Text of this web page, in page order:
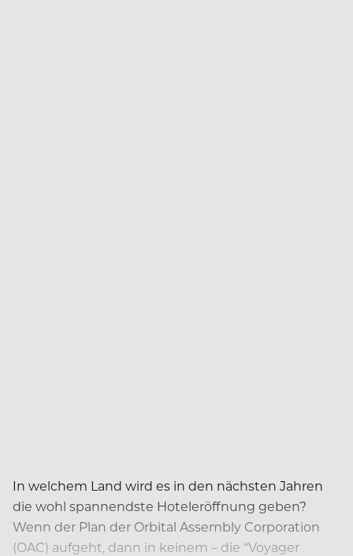
In welchem Land wird es in den nächsten Jahren
die wohl spannendste Hoteleröffnung geben?
Wenn der Plan der Orbital Assembly Corporation
(OAC) aufgeht, dann in keinem – die “Voyager